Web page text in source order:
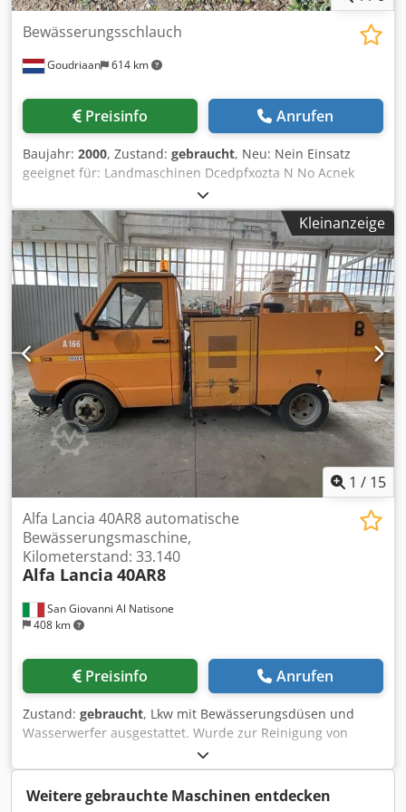
Goudriaan 614 km
Bewässerungsschlauch
Preisinfo Anrufen
Baujahr: 2000, Zustand: gebraucht, Neu: Nein Einsatz
geeignet für: Landmaschinen Dcedpfxozta N No Acnek
Kleinanzeige
1 / 15
San Giovanni Al Natisone
408 km
Alfa Lancia 40AR8 automatische
Bewässerungsmaschine,
Kilometerstand: 33.140
Alfa Lancia 40AR8
Preisinfo Anrufen
Zustand: gebraucht, Lkw mit Bewässerungsdüsen und
Wasserwerfer ausgestattet. Wurde zur Reinigung von
Autobahntunneln und ähnlichen Anlagen verwendet.
Original-Kilometerstand: 33.140 km (ehemals im Besitz
eines Unternehmens, das vor vielen Jahren geschlossen
Weitere gebrauchte Maschinen entdecken